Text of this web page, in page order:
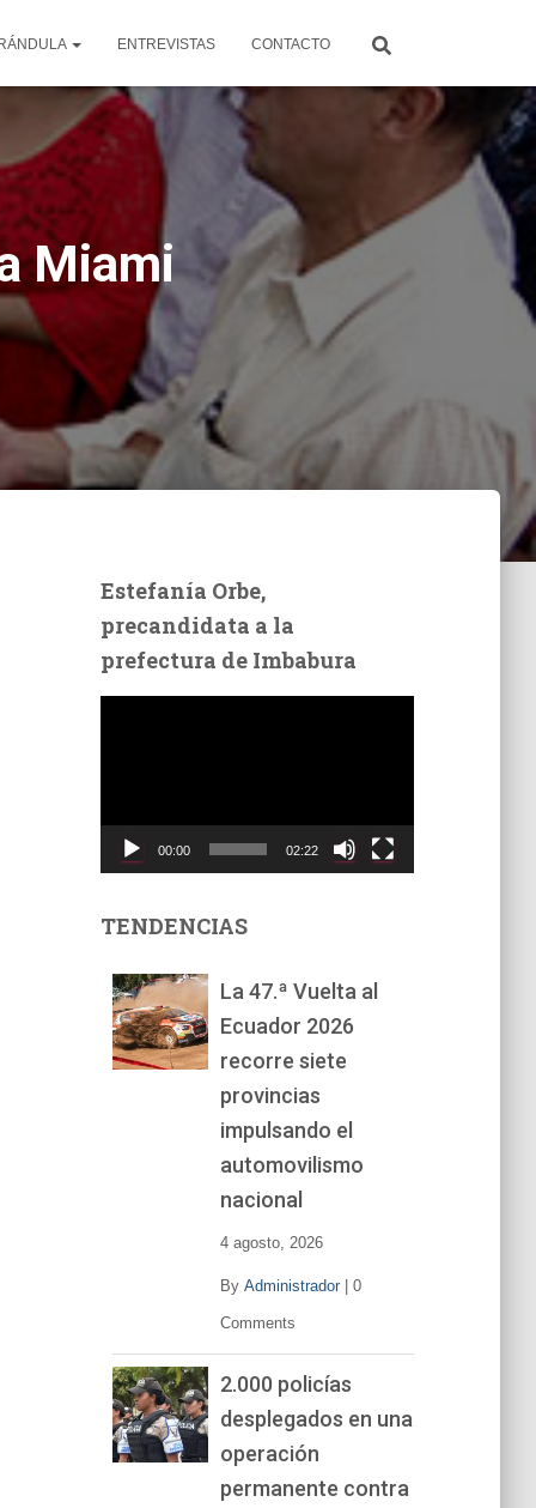
ENTREVISTAS CONTACTO
Miami
Estefanía Orbe,
precandidata a la
prefectura de Imbabura
t
00:00 02:22
TENDENCIAS
La 47.ª Vuelta al
Ecuador 2026
recorre siete
provincias
impulsando el
automovilismo
nacional
4 agosto, 2026
By Administrador| 0
Comments
2.000 policías
desplegados en una
operación
permanente contra